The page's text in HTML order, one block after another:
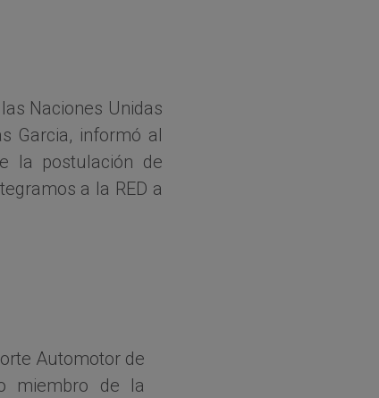
Naciones Unidas
Garcia, informó al
la postulación de
a la RED a
Automotor de
miembro de la